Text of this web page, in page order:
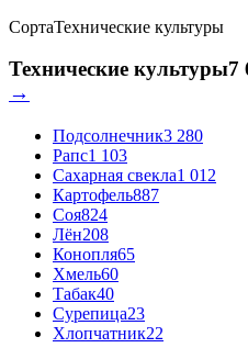
СортаТехнические культуры
Технические культуры7
→
Подсолнечник3 280
Рапс1 103
Сахарная свекла1 012
Картофель887
Соя824
Лён208
Конопля65
Хмель60
Табак40
Сурепица23
Хлопчатник22